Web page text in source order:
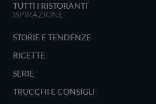
TUTTI I RISTORANTI
ISPIRAZIONE
STORIE E TENDENZE
RICETTE
SERIE
TRUCCHI E CONSIGLI